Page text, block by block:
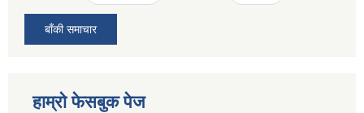
बाँकी समाचार
हाम्रो फेसबुक पेज